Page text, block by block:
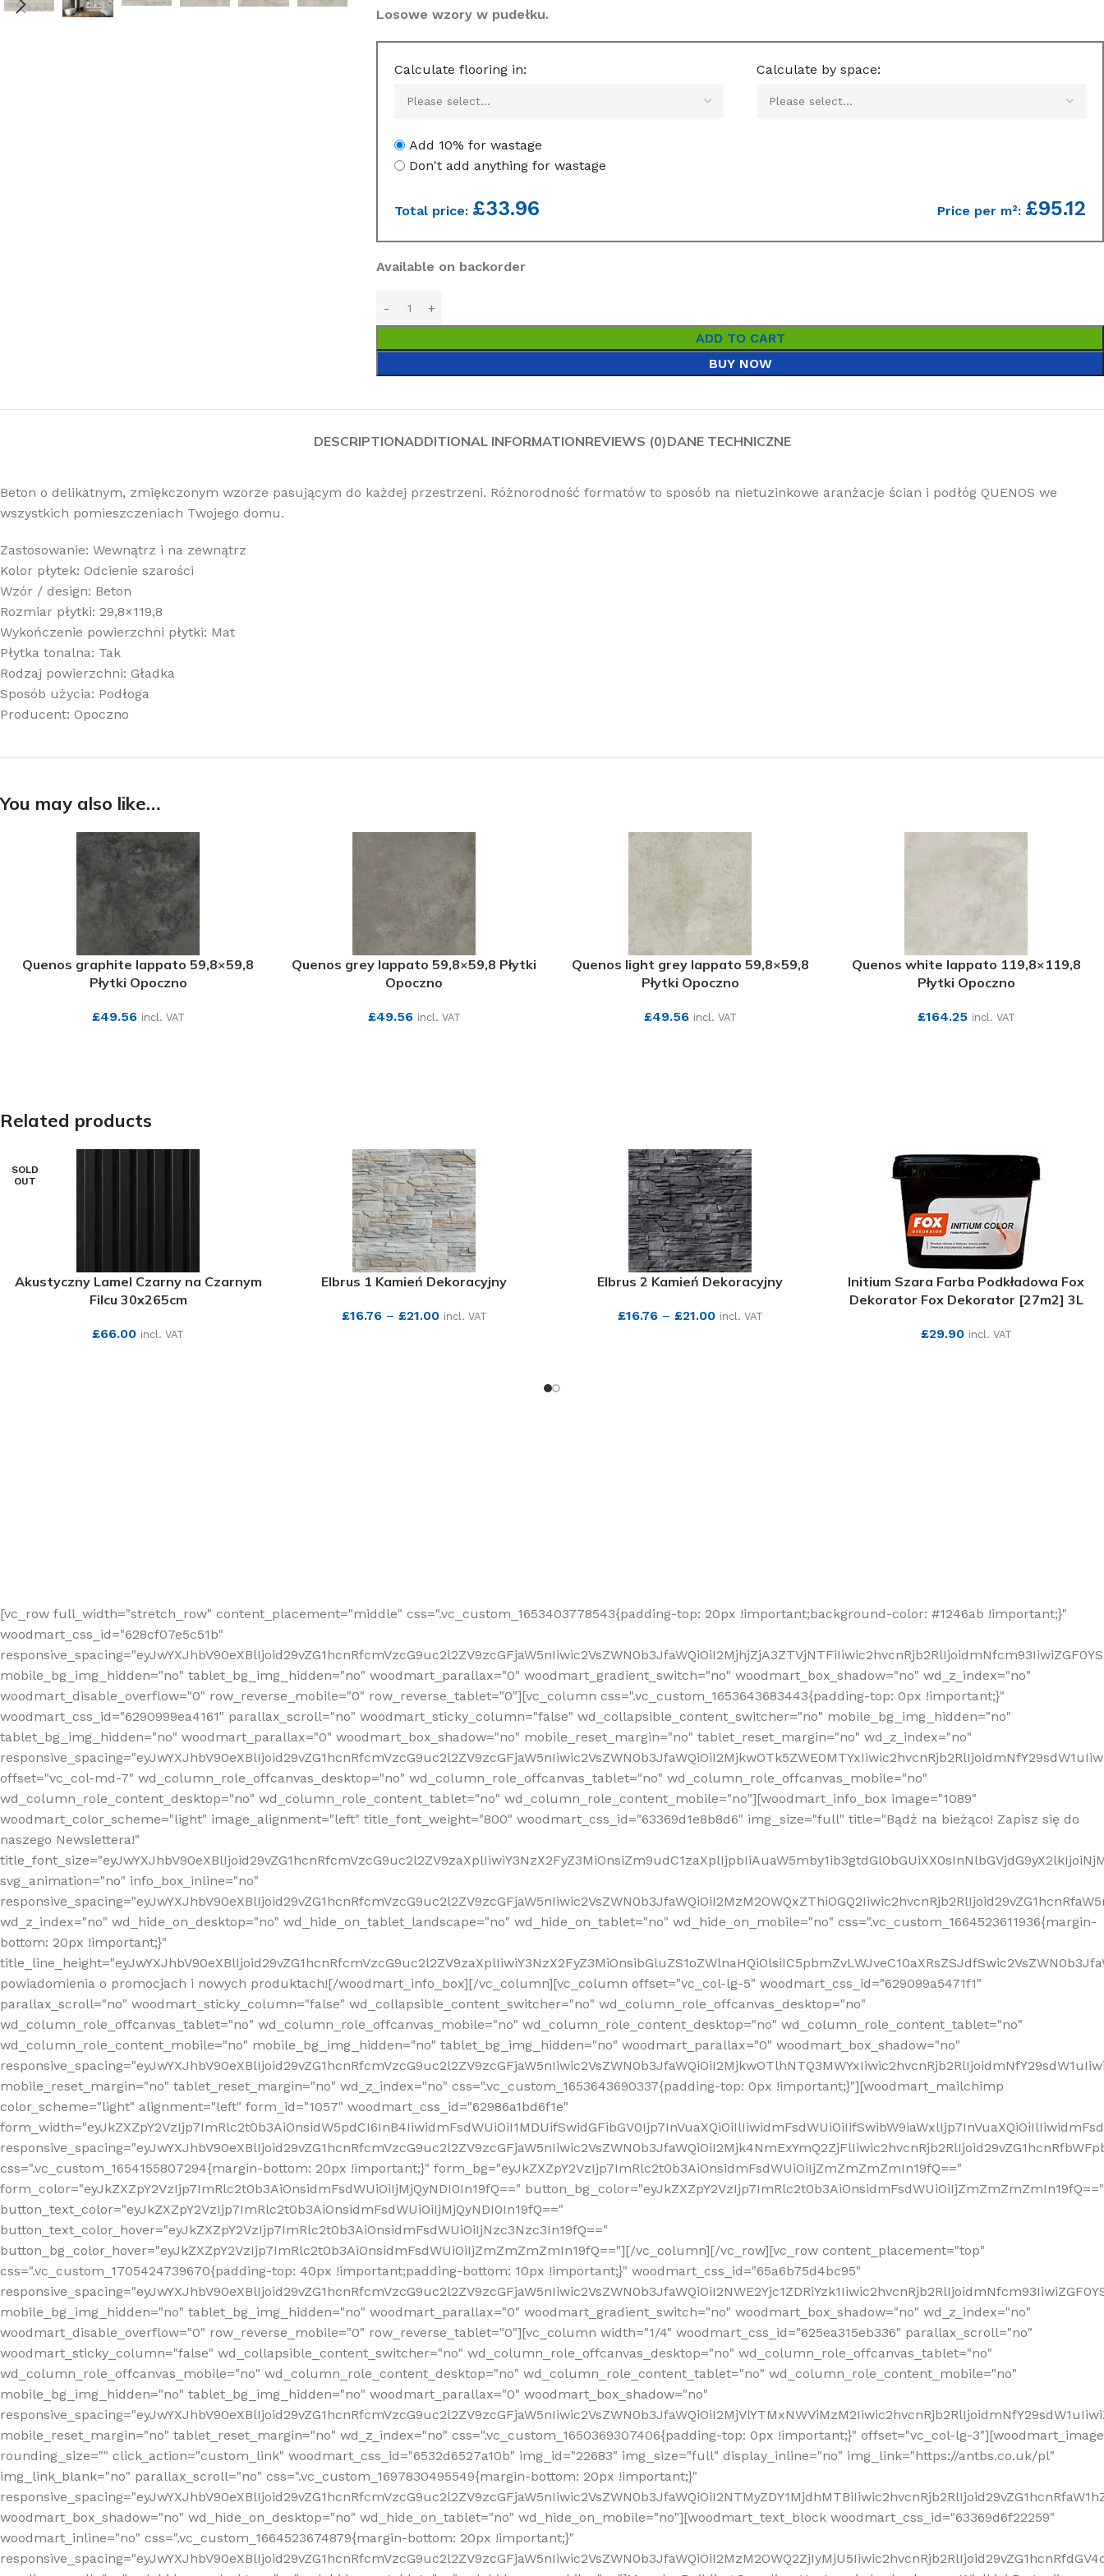
Losowe wzory w pudełku.
Calculate flooring in: Calculate by space:
Add 10% for wastage
Don't add anything for wastage
Total price: £33.96 Price per m²: £95.12
Available on backorder
ADD TO CART
BUY NOW
DESCRIPTIONADDITIONAL INFORMATIONREVIEWS (0)DANE TECHNICZNE
Beton o delikatnym, zmiękczonym wzorze pasującym do każdej przestrzeni. Różnorodność formatów to sposób na nietuzinkowe aranżacje ścian i podłóg QUENOS we
wszystkich pomieszczeniach Twojego domu.
Zastosowanie: Wewnątrz i na zewnątrz
Kolor płytek: Odcienie szarości
Wzór / design: Beton
Rozmiar płytki: 29,8×119,8
Wykończenie powierzchni płytki: Mat
Płytka tonalna: Tak
Rodzaj powierzchni: Gładka
Sposób użycia: Podłoga
Producent: Opoczno
You may also like…
Quenos graphite lappato 59,8×59,8
Płytki Opoczno
£49.56 incl. VAT
Quenos grey lappato 59,8×59,8 Płytki
Opoczno
£49.56 incl. VAT
Quenos light grey lappato 59,8×59,8
Płytki Opoczno
£49.56 incl. VAT
Quenos white lappato 119,8×119,8
Płytki Opoczno
£164.25 incl. VAT
Related products
SOLD
OUT
Akustyczny Lamel Czarny na Czarnym
Filcu 30x265cm
£66.00 incl. VAT
Elbrus 1 Kamień Dekoracyjny
£16.76– £21.00 incl. VAT
Elbrus 2 Kamień Dekoracyjny
£16.76– £21.00 incl. VAT
Initium Szara Farba Podkładowa Fox
Dekorator Fox Dekorator [27m2] 3L
£29.90 incl. VAT
[vc_row full_width="stretch_row" content_placement="middle" css=".vc_custom_1653403778543{padding-top: 20px !important;background-color: #1246ab !important;}"
woodmart_css_id="628cf07e5c51b"
mobile_bg_img_hidden="no" tablet_bg_img_hidden="no" woodmart_parallax="0" woodmart_gradient_switch="no" woodmart_box_shadow="no" wd_z_index="no"
woodmart_disable_overflow="0" row_reverse_mobile="0" row_reverse_tablet="0"][vc_column css=".vc_custom_1653643683443{padding-top: 0px !important;}"
woodmart_css_id="6290999ea4161" parallax_scroll="no" woodmart_sticky_column="false" wd_collapsible_content_switcher="no" mobile_bg_img_hidden="no"
tablet_bg_img_hidden="no" woodmart_parallax="0" woodmart_box_shadow="no" mobile_reset_margin="no" tablet_reset_margin="no" wd_z_index="no"
offset="vc_col-md-7" wd_column_role_offcanvas_desktop="no" wd_column_role_offcanvas_tablet="no" wd_column_role_offcanvas_mobile="no"
wd_column_role_content_desktop="no" wd_column_role_content_tablet="no" wd_column_role_content_mobile="no"][woodmart_info_box image="1089"
woodmart_color_scheme="light" image_alignment="left" title_font_weight="800" woodmart_css_id="63369d1e8b8d6" img_size="full" title="Bądź na bieżąco! Zapisz się do
naszego Newslettera!"
svg_animation="no" info_box_inline="no"
wd_z_index="no" wd_hide_on_desktop="no" wd_hide_on_tablet_landscape="no" wd_hide_on_tablet="no" wd_hide_on_mobile="no" css=".vc_custom_1664523611936{margin-
bottom: 20px !important;}"
powiadomienia o promocjach i nowych produktach![/woodmart_info_box][/vc_column][vc_column offset="vc_col-lg-5" woodmart_css_id="629099a5471f1"
parallax_scroll="no" woodmart_sticky_column="false" wd_collapsible_content_switcher="no" wd_column_role_offcanvas_desktop="no"
wd_column_role_offcanvas_tablet="no" wd_column_role_offcanvas_mobile="no" wd_column_role_content_desktop="no" wd_column_role_content_tablet="no"
wd_column_role_content_mobile="no" mobile_bg_img_hidden="no" tablet_bg_img_hidden="no" woodmart_parallax="0" woodmart_box_shadow="no"
mobile_reset_margin="no" tablet_reset_margin="no" wd_z_index="no" css=".vc_custom_1653643690337{padding-top: 0px !important;}"][woodmart_mailchimp
color_scheme="light" alignment="left" form_id="1057" woodmart_css_id="62986a1bd6f1e"
css=".vc_custom_1654155807294{margin-bottom: 20px !important;}" form_bg="eyJkZXZpY2VzIjp7ImRlc2t0b3AiOnsidmFsdWUiOiIjZmZmZmZmIn19fQ=="
form_color="eyJkZXZpY2VzIjp7ImRlc2t0b3AiOnsidmFsdWUiOiIjMjQyNDI0In19fQ==" button_bg_color="eyJkZXZpY2VzIjp7ImRlc2t0b3AiOnsidmFsdWUiOiIjZmZmZmZmIn19fQ=="
button_text_color="eyJkZXZpY2VzIjp7ImRlc2t0b3AiOnsidmFsdWUiOiIjMjQyNDI0In19fQ=="
button_text_color_hover="eyJkZXZpY2VzIjp7ImRlc2t0b3AiOnsidmFsdWUiOiIjNzc3Nzc3In19fQ=="
button_bg_color_hover="eyJkZXZpY2VzIjp7ImRlc2t0b3AiOnsidmFsdWUiOiIjZmZmZmZmIn19fQ=="][/vc_column][/vc_row][vc_row content_placement="top"
css=".vc_custom_1705424739670{padding-top: 40px !important;padding-bottom: 10px !important;}" woodmart_css_id="65a6b75d4bc95"
mobile_bg_img_hidden="no" tablet_bg_img_hidden="no" woodmart_parallax="0" woodmart_gradient_switch="no" woodmart_box_shadow="no" wd_z_index="no"
woodmart_disable_overflow="0" row_reverse_mobile="0" row_reverse_tablet="0"][vc_column width="1/4" woodmart_css_id="625ea315eb336" parallax_scroll="no"
woodmart_sticky_column="false" wd_collapsible_content_switcher="no" wd_column_role_offcanvas_desktop="no" wd_column_role_offcanvas_tablet="no"
wd_column_role_offcanvas_mobile="no" wd_column_role_content_desktop="no" wd_column_role_content_tablet="no" wd_column_role_content_mobile="no"
mobile_bg_img_hidden="no" tablet_bg_img_hidden="no" woodmart_parallax="0" woodmart_box_shadow="no"
mobile_reset_margin="no" tablet_reset_margin="no" wd_z_index="no" css=".vc_custom_1650369307406{padding-top: 0px !important;}" offset="vc_col-lg-3"][woodmart_image
rounding_size="" click_action="custom_link" woodmart_css_id="6532d6527a10b" img_id="22683" img_size="full" display_inline="no" img_link="https://antbs.co.uk/pl"
img_link_blank="no" parallax_scroll="no" css=".vc_custom_1697830495549{margin-bottom: 20px !important;}"
woodmart_box_shadow="no" wd_hide_on_desktop="no" wd_hide_on_tablet="no" wd_hide_on_mobile="no"][woodmart_text_block woodmart_css_id="63369d6f22259"
woodmart_inline="no" css=".vc_custom_1664523674879{margin-bottom: 20px !important;}"